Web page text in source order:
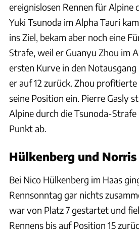
ereignislosen Rennen für Alpine
Yuki Tsunoda im Alpha Tauri
ins Ziel, bekam aber noch eine
Strafe, weil er Guanyu Zhou im
ersten Kurve in den
er auf 12 zurück. Zhou
seine Position ein. Pierre Gasly
Alpine durch die Tsunoda-
Punkt ab.
Hülkenberg und Norris
Bei Nico Hülkenberg im Haas
Rennsonntag gar nichts
war von Platz 7 gestartet und
Rennens bis auf Position 15